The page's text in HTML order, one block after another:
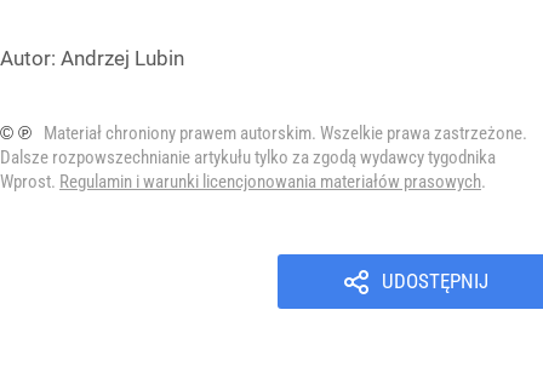
Autor: Andrzej Lubin
© ℗
Materiał chroniony prawem autorskim. Wszelkie prawa zastrzeżone.
Dalsze rozpowszechnianie artykułu tylko za zgodą wydawcy tygodnika
Wprost. Regulamin i warunki licencjonowania materiałów prasowych.
UDOSTĘPNIJ